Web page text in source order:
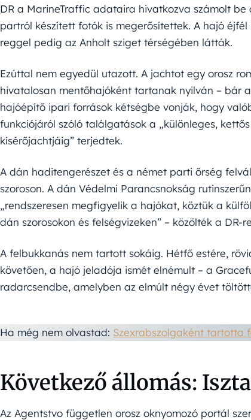
DR a MarineTraffic adataira hivatkozva számolt
partról készített fotók is megerősítettek. A hajó
reggel pedig az Anholt sziget térségében látták.
Ezúttal nem egyedül utazott. A jachtot egy orosz
hivatalosan mentőhajóként tartanak nyilván – bár
hajóépítő ipari források kétségbe vonják, hogy
funkciójáról szóló találgatások a „különleges,
kísérőjachtjáig” terjedtek.
A dán haditengerészet és a német parti őrség
szoroson. A dán Védelmi Parancsnokság
„rendszeresen megfigyelik a hajókat, köztük a
dán szorosokon és felségvizeken” – közölték a DR-
A felbukkanás nem tartott sokáig. Hétfő estére,
követően, a hajó jeladója ismét elnémult – a
radarcsendbe, amelyben az elmúlt négy évet
Ha még nem olvastad: Szexrabszolgaként tartotta
Következő állomás:
Az Agentstvo független orosz oknyomozó portál